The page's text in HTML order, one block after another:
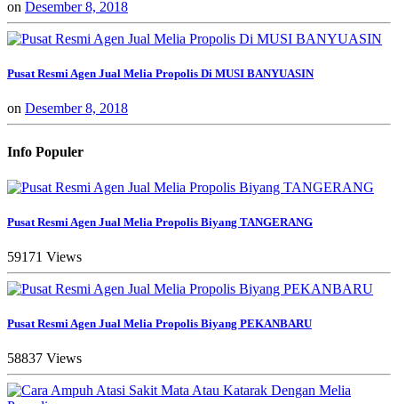
on Desember 8, 2018
Pusat Resmi Agen Jual Melia Propolis Di MUSI BANYUASIN
on Desember 8, 2018
Info Populer
Pusat Resmi Agen Jual Melia Propolis Biyang TANGERANG
59171 Views
Pusat Resmi Agen Jual Melia Propolis Biyang PEKANBARU
58837 Views